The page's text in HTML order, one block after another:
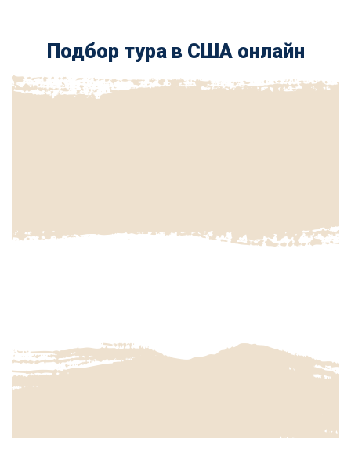
Подбор тура в США онлайн